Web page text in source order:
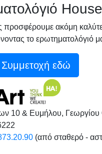
ακόμη
το ερωτηματολόγιό
Συμμετοχή εδώ
10 & Ευμήλου, Γεωργίου
(από σταθερό -